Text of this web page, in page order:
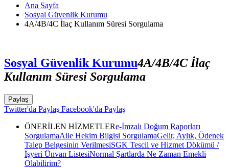
Ana Sayfa
Sosyal Güvenlik Kurumu
4A/4B/4C İlaç Kullanım Süresi Sorgulama
Sosyal Güvenlik Kurumu4A/4B/4C İlaç
Kullanım Süresi Sorgulama
Paylaş
Twitter'da Paylaş Facebook'da Paylaş
ÖNERİLEN HİZMETLERe-İmzalı Doğum Raporları
SorgulamaAile Hekim Bilgisi SorgulamaGelir, Aylık, Ödenek
Talep Belgesinin VerilmesiSGK Tescil ve Hizmet Dökümü /
İşyeri Ünvan ListesiNormal Şartlarda Ne Zaman Emekli
Olabilirim?